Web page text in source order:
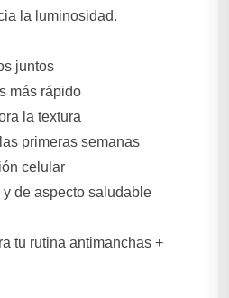
la luminosidad.
juntos
más rápido
la textura
primeras semanas
celular
de aspecto saludable
tu rutina antimanchas +